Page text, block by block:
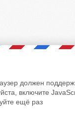
должен
включите
ещё раз